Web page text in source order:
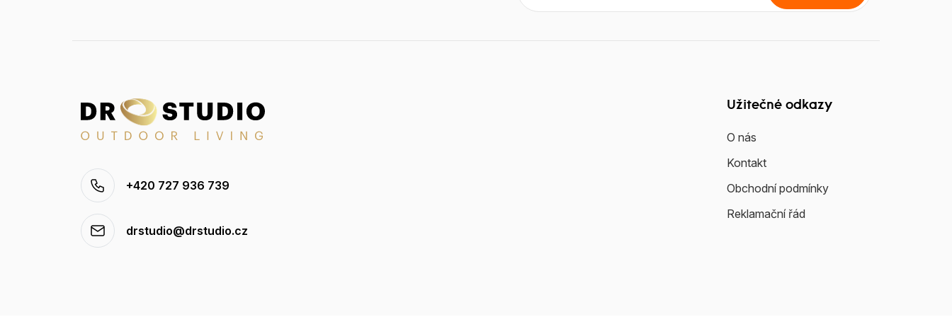
+420 727 936 739
drstudio@drstudio.cz
Užitečné odkazy
O nás
Kontakt
Obchodní podmínky
Reklamační řád